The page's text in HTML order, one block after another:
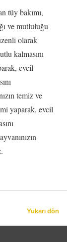
tüy bakımı,
ve mutluluğu
olarak
kalmasını
evcil
temiz ve
yaparak, evcil
Yukarı dön